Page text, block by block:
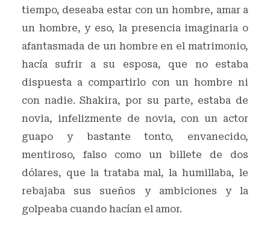
tiempo, deseaba estar con un hombre, amar a
un hombre, y eso, la presencia imaginaria o
afantasmada de un hombre en el matrimonio,
hacía sufrir a su esposa, que no estaba
dispuesta a compartirlo con un hombre ni
con nadie. Shakira, por su parte, estaba de
novia, infelizmente de novia, con un actor
guapo y bastante tonto, envanecido,
mentiroso, falso como un billete de dos
dólares, que la trataba mal, la humillaba, le
rebajaba sus sueños y ambiciones y la
golpeaba cuando hacían el amor.